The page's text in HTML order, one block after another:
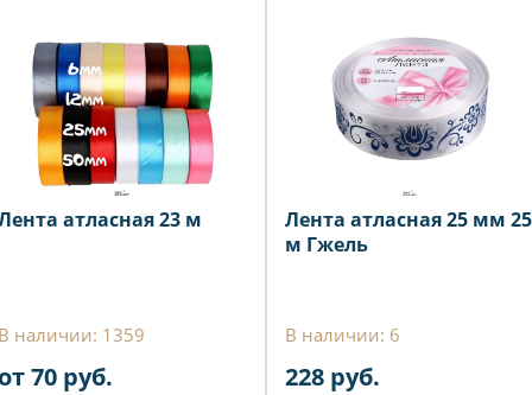
атласная 23 м
наличии: 1359
70 руб.
Лента атласная 25 мм 25
м Гжель
В наличии: 6
228 руб.